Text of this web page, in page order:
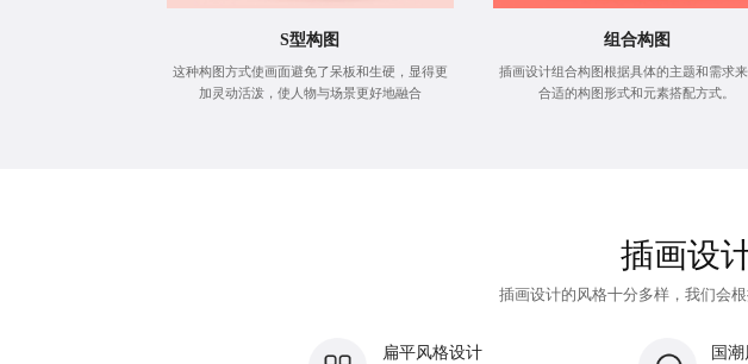
S型构图
这种构图方式使画面避免了呆板和生硬，显得更
加灵动活泼，使人物与场景更好地融合
组合构图
插画设计组合构图根据具体的主题和需求
合适的构图形式和元素搭配方式。
插画设
插画设计的风格十分多样，我们会
扁平风格设计 国